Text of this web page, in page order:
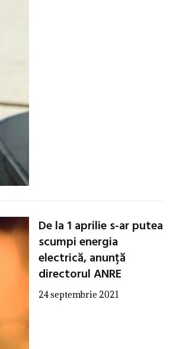
De la 1 aprilie s-ar putea
scumpi energia
electrică, anunță
directorul ANRE
24 septembrie 2021